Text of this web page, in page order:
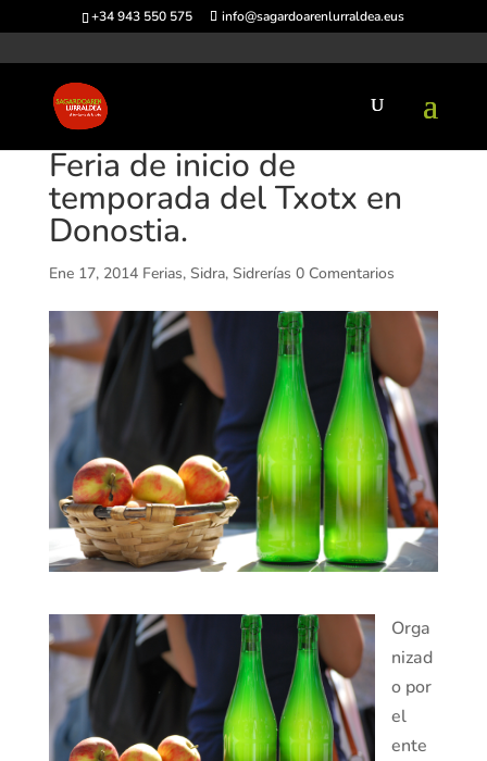
+34 943 550 575 info@sagardoarenlurraldea.eus
Feria de inicio de
temporada del Txotx en
Donostia.
Ene 17, 2014 Ferias, Sidra, Sidrerías 0 Comentarios
Orga
nizad
o por
el
ente